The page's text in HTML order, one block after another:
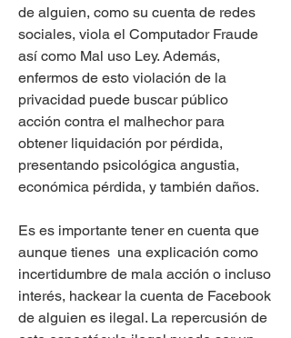
de alguien, como su cuenta de redes
sociales, viola el Computador Fraude
así como Mal uso Ley. Además,
enfermos de esto violación de la
privacidad puede buscar público
acción contra el malhechor para
obtener liquidación por pérdida,
presentando psicológica angustia,
económica pérdida, y también daños.
Es es importante tener en cuenta que
aunque tienes  una explicación como
incertidumbre de mala acción o incluso
interés, hackear la cuenta de Facebook
de alguien es ilegal. La repercusión de